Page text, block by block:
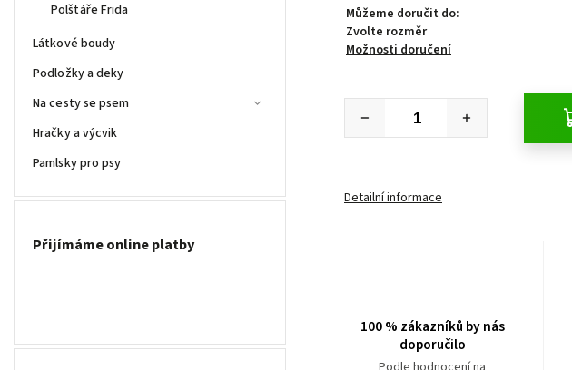
Polštáře Frida
Látkové boudy
Podložky a deky
Na cesty se psem
Hračky a výcvik
Pamlsky pro psy
Přijímáme online platby
Můžeme doručit do:
Zvolte rozměr
Možnosti doručení
Detailní informace
100 % zákazníků by nás
doporučilo